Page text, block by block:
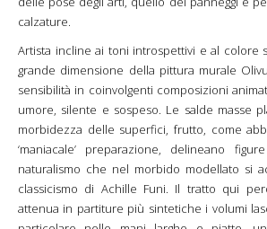
calzature.
Artista incline ai toni introspettivi e al colore
grande dimensione della pittura murale
sensibilità in coinvolgenti composizioni
umore, silente e sospeso. Le salde masse
morbidezza delle superfici, frutto, come
‘maniacale’ preparazione, delineano
naturalismo che nel morbido modellato si
classicismo di Achille Funi. Il tratto qui
attenua in partiture più sintetiche i volumi